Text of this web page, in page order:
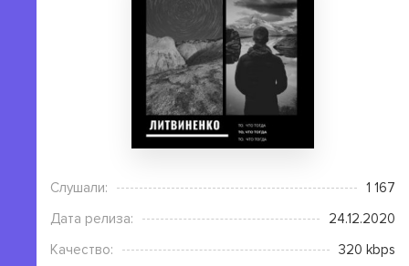
Слушали:
1 167
Дата релиза:
24.12.2020
Качество:
320 kbps